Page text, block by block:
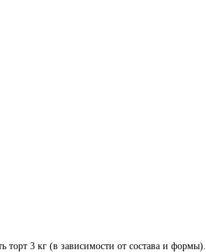
3 кг (в зависимости от состава и